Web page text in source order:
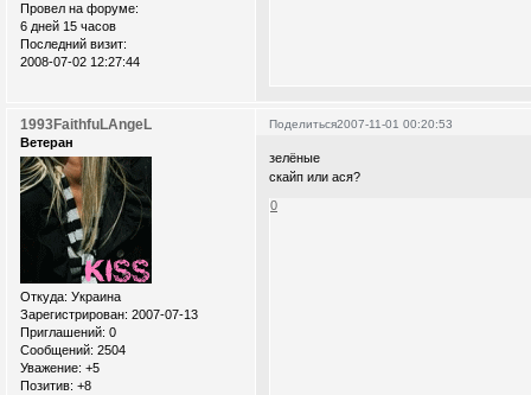
Провел на форуме:
6 дней 15 часов
Последний визит:
2008-07-02 12:27:44
Поделиться2007-11-01 00:20:53
1993FaithfuLAngeL
Ветеран
Откуда: Украина
Зарегистрирован: 2007-07-13
Приглашений: 0
Сообщений: 2504
Уважение: +5
Позитив: +8
зелёные
скайп или ася?
0